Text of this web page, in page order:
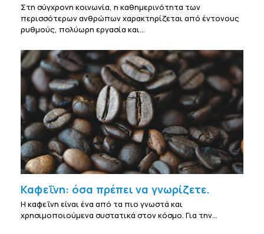
Στη σύγχρονη κοινωνία, η καθημερινότητα των
περισσότερων ανθρώπων χαρακτηρίζεται από έντονους
ρυθμούς, πολύωρη εργασία και…
Καφεΐνη: όσα πρέπει να γνωρίζετε.
Η καφεΐνη είναι ένα από τα πιο γνωστά και
χρησιμοποιούμενα συστατικά στον κόσμο. Για την…